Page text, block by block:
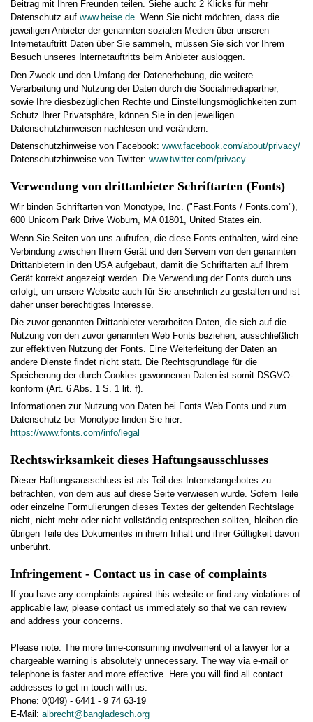
Beitrag mit Ihren Freunden teilen. Siehe auch: 2 Klicks für mehr
Datenschutz auf www.heise.de. Wenn Sie nicht möchten, dass die
jeweiligen Anbieter der genannten sozialen Medien über unseren
Internetauftritt Daten über Sie sammeln, müssen Sie sich vor Ihrem
Besuch unseres Internetauftritts beim Anbieter ausloggen.
Den Zweck und den Umfang der Datenerhebung, die weitere
Verarbeitung und Nutzung der Daten durch die Socialmediapartner,
sowie Ihre diesbezüglichen Rechte und Einstellungsmöglichkeiten zum
Schutz Ihrer Privatsphäre, können Sie in den jeweiligen
Datenschutzhinweisen nachlesen und verändern.
Datenschutzhinweise von Facebook: www.facebook.com/about/privacy/
Datenschutzhinweise von Twitter: www.twitter.com/privacy
Verwendung von drittanbieter Schriftarten (Fonts)
Wir binden Schriftarten von Monotype, Inc. ("Fast.Fonts / Fonts.com"),
600 Unicorn Park Drive Woburn, MA 01801, United States ein.
Wenn Sie Seiten von uns aufrufen, die diese Fonts enthalten, wird eine
Verbindung zwischen Ihrem Gerät und den Servern von den genannten
Drittanbietern in den USA aufgebaut, damit die Schriftarten auf Ihrem
Gerät korrekt angezeigt werden. Die Verwendung der Fonts durch uns
erfolgt, um unsere Website auch für Sie ansehnlich zu gestalten und ist
daher unser berechtigtes Interesse.
Die zuvor genannten Drittanbieter verarbeiten Daten, die sich auf die
Nutzung von den zuvor genannten Web Fonts beziehen, ausschließlich
zur effektiven Nutzung der Fonts. Eine Weiterleitung der Daten an
andere Dienste findet nicht statt. Die Rechtsgrundlage für die
Speicherung der durch Cookies gewonnenen Daten ist somit DSGVO-
konform (Art. 6 Abs. 1 S. 1 lit. f).
Informationen zur Nutzung von Daten bei Fonts Web Fonts und zum
Datenschutz bei Monotype finden Sie hier:
https://www.fonts.com/info/legal
Rechtswirksamkeit dieses Haftungsausschlusses
Dieser Haftungsausschluss ist als Teil des Internetangebotes zu
betrachten, von dem aus auf diese Seite verwiesen wurde. Sofern Teile
oder einzelne Formulierungen dieses Textes der geltenden Rechtslage
nicht, nicht mehr oder nicht vollständig entsprechen sollten, bleiben die
übrigen Teile des Dokumentes in ihrem Inhalt und ihrer Gültigkeit davon
unberührt.
Infringement - Contact us in case of complaints
If you have any complaints against this website or find any violations of
applicable law, please contact us immediately so that we can review
and address your concerns.
Please note: The more time-consuming involvement of a lawyer for a
chargeable warning is absolutely unnecessary. The way via e-mail or
telephone is faster and more effective. Here you will find all contact
addresses to get in touch with us:
Phone: 0(049) - 6441 - 9 74 63-19
E-Mail: albrecht@bangladesch.org